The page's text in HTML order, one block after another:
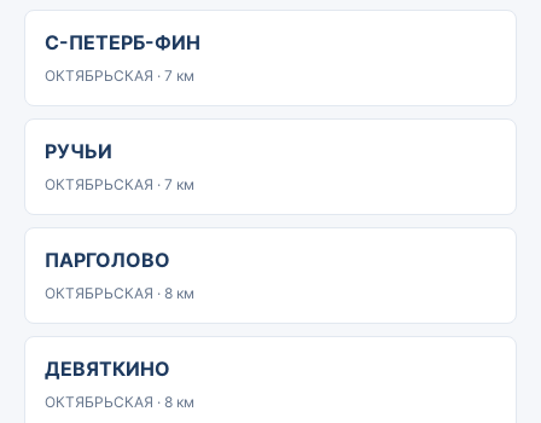
С-ПЕТЕРБ-ФИН
ОКТЯБРЬСКАЯ · 7 км
РУЧЬИ
ОКТЯБРЬСКАЯ · 7 км
ПАРГОЛОВО
ОКТЯБРЬСКАЯ · 8 км
ДЕВЯТКИНО
ОКТЯБРЬСКАЯ · 8 км